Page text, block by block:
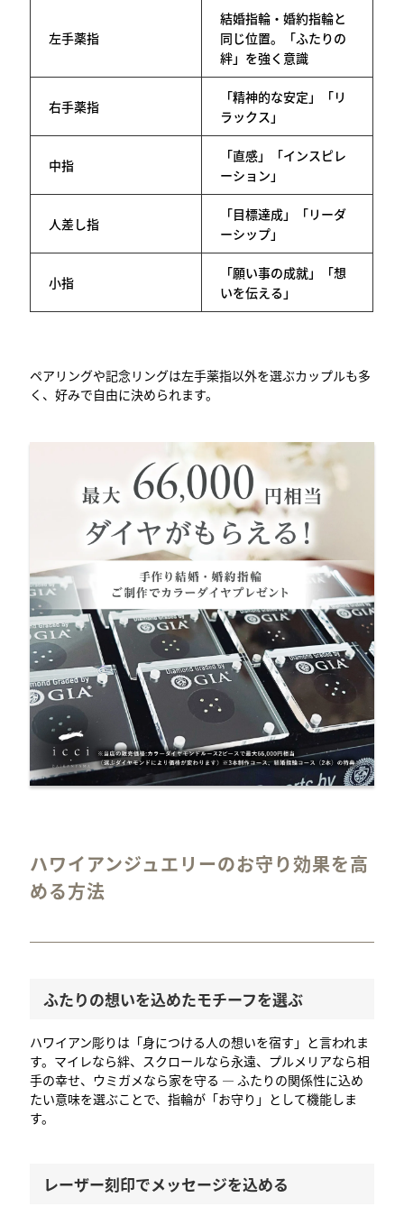
左手薬指
結婚指輪・婚約指輪と
同じ位置。「ふたりの
絆」を強く意識
右手薬指
「精神的な安定」「リ
ラックス」
中指
「直感」「インスピレ
ーション」
人差し指
「目標達成」「リーダ
ーシップ」
小指
「願い事の成就」「想
いを伝える」
ペアリングや記念リングは左手薬指以外を選ぶカップルも多
く、好みで自由に決められます。
ハワイアンジュエリーのお守り効果を高
める方法
ふたりの想いを込めたモチーフを選ぶ
ハワイアン彫りは「身につける人の想いを宿す」と言われま
す。マイレなら絆、スクロールなら永遠、プルメリアなら相
手の幸せ、ウミガメなら家を守る — ふたりの関係性に込め
たい意味を選ぶことで、指輪が「お守り」として機能しま
す。
レーザー刻印でメッセージを込める